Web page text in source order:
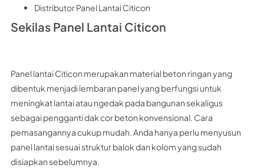
Distributor Panel Lantai Citicon
Sekilas Panel Lantai Citicon
Panel lantai Citicon merupakan material beton ringan yang
dibentuk menjadi lembaran panel yang berfungsi untuk
meningkat lantai atau ngedak pada bangunan sekaligus
sebagai pengganti dak cor beton konvensional. Cara
pemasangannya cukup mudah. Anda hanya perlu menyusun
panel lantai sesuai struktur balok dan kolom yang sudah
disiapkan sebelumnya.